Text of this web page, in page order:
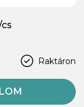
Raktáron